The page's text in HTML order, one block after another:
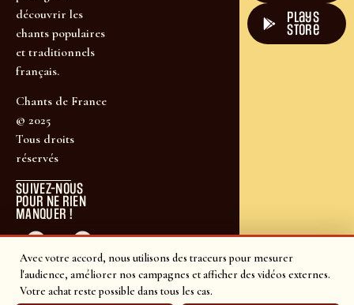
Avec votre accord, nous utilisons des traceurs pour mesurer
l'audience, améliorer nos campagnes et afficher des vidéos externes.
Votre achat reste possible dans tous les cas.
découvrir les
chants populaires
et traditionnels
français.
Chants de France
© 2025
Tous droits
réservés
SUIVEZ-NOUS
POUR NE RIEN
MANQUER !
plays
store